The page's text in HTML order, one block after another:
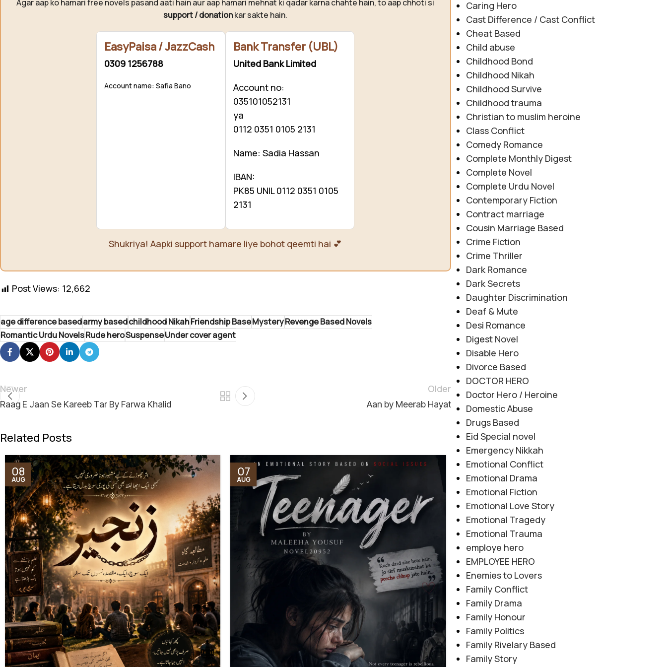
Agar aap ko hamari free novels pasand aati hain aur aap hamari mehnat ki qadar karna chahte hain, to aap chhoti si
support / donationkar sakte hain.
EasyPaisa / JazzCash
0309 1256788
Account name: Safia Bano
Bank Transfer (UBL)
United Bank Limited
Account no:
035101052131
ya
0112 0351 0105 2131
Name: Sadia Hassan
IBAN:
PK85 UNIL 0112 0351 0105
2131
Shukriya! Aapki support hamare liye bohot qeemti hai 💕
Post Views: 12,662
age difference basedarmy basedchildhood NikahFriendship BaseMysteryRevenge Based Novels
Romantic Urdu NovelsRude heroSuspenseUnder cover agent
Newer
Raag E Jaan Se Kareeb Tar By Farwa Khalid
Older
Aan by Meerab Hayat
Related Posts
08
AUG
07
AUG
07
AUG
Caring Hero
Cast Difference / Cast Conflict
Cheat Based
Child abuse
Childhood Bond
Childhood Nikah
Childhood Survive
Childhood trauma
Christian to muslim heroine
Class Conflict
Comedy Romance
Complete Monthly Digest
Complete Novel
Complete Urdu Novel
Contemporary Fiction
Contract marriage
Cousin Marriage Based
Crime Fiction
Crime Thriller
Dark Romance
Dark Secrets
Daughter Discrimination
Deaf & Mute
Desi Romance
Digest Novel
Disable Hero
Divorce Based
DOCTOR HERO
Doctor Hero / Heroine
Domestic Abuse
Drugs Based
Eid Special novel
Emergency Nikkah
Emotional Conflict
Emotional Drama
Emotional Fiction
Emotional Love Story
Emotional Tragedy
Emotional Trauma
employe hero
EMPLOYEE HERO
Enemies to Lovers
Family Conflict
Family Drama
Family Honour
Family Politics
Family Rivelary Based
Family Story